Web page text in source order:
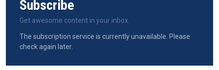
Subscribe
Get awesome content in your inbox.
The subscription service is currently unavailable. Please
check again later.